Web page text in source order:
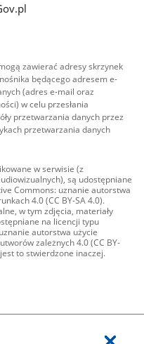
zawierać adresy skrzynek
będącego adresem e-
(adres e-mail oraz
w celu przesłania
przetwarzania danych przez
przetwarzania danych
w serwisie (z
są udostępniane
Commons: uznanie autorstwa
4.0 (CC BY-SA 4.0).
w tym zdjęcia, materiały
na licencji typu
autorstwa użycie
zależnych 4.0 (CC BY-
to stwierdzone inaczej.